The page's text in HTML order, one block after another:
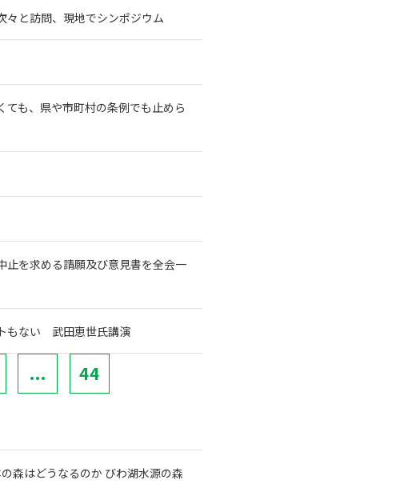
々と訪問、現地でシンポジウム
も、県や市町村の条例でも止めら
止を求める請願及び意見書を全会一
もない 武田恵世氏講演
... 44
森はどうなるのか びわ湖水源の森